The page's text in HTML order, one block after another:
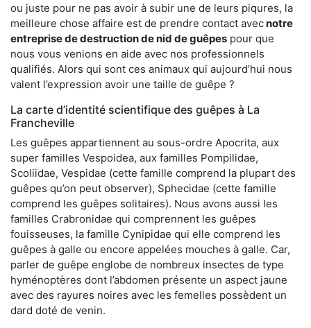
ou juste pour ne pas avoir à subir une de leurs piqures, la
meilleure chose affaire est de prendre contact avecnotre
entreprise de destruction de nid de guêpes pour que
nous vous venions en aide avec nos professionnels
qualifiés. Alors qui sont ces animaux qui aujourd’hui nous
valent l’expression avoir une taille de guêpe ?
La carte d’identité scientifique des guêpes à La
Francheville
Les guêpes appartiennent au sous-ordre Apocrita, aux
super familles Vespoidea, aux familles Pompilidae,
Scoliidae, Vespidae (cette famille comprend la plupart des
guêpes qu’on peut observer), Sphecidae (cette famille
comprend les guêpes solitaires). Nous avons aussi les
familles Crabronidae qui comprennent les guêpes
fouisseuses, la famille Cynipidae qui elle comprend les
guêpes à galle ou encore appelées mouches à galle. Car,
parler de guêpe englobe de nombreux insectes de type
hyménoptères dont l’abdomen présente un aspect jaune
avec des rayures noires avec les femelles possèdent un
dard doté de venin.